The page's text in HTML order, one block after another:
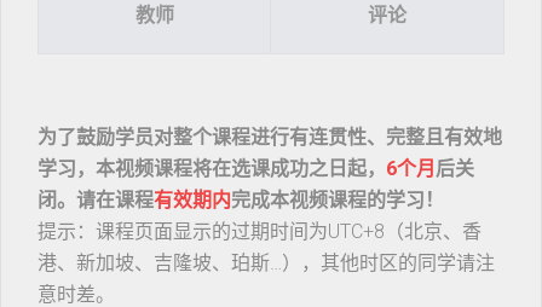
教师 评论
为了鼓励学员对整个课程进行有连贯性、完整且有效地
学习，本视频课程将在选课成功之日起， 6个月 后关
闭。请在课程有效期内完成本视频课程的学习！
提示：课程页面显示的过期时间为UTC+8（北京、香
港、新加坡、吉隆坡、珀斯…），其他时区的同学请注
意时差。